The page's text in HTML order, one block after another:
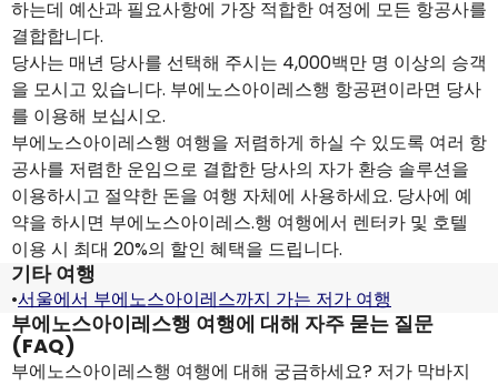
하는데 예산과 필요사항에 가장 적합한 여정에 모든 항공사를
결합합니다.
당사는 매년 당사를 선택해 주시는 4,000백만 명 이상의 승객
을 모시고 있습니다. 부에노스아이레스행 항공편이라면 당사
를 이용해 보십시오.
부에노스아이레스행 여행을 저렴하게 하실 수 있도록 여러 항
공사를 저렴한 운임으로 결합한 당사의 자가 환승 솔루션을
이용하시고 절약한 돈을 여행 자체에 사용하세요. 당사에 예
약을 하시면 부에노스아이레스.행 여행에서 렌터카 및 호텔
이용 시 최대 20%의 할인 혜택을 드립니다.
기타 여행
•서울에서 부에노스아이레스까지 가는 저가 여행
부에노스아이레스행 여행에 대해 자주 묻는 질문
(FAQ)
부에노스아이레스행 여행에 대해 궁금하세요? 저가 막바지